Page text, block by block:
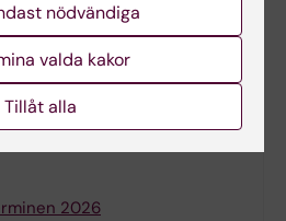
2026
nödvändiga
valda kakor
Tillåt alla